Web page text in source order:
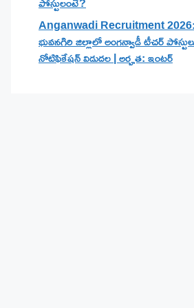
Anganwadi Recruitment
భువనగిరి జిల్లాలో అంగన్వాడీ టీచర్
నోటిఫికేషన్ విడుదల | అర్హత: ఇంటర్